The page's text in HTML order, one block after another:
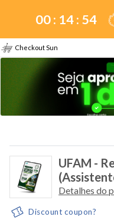
00 : 14: 54
Checkout Sun
UFAM -
Detalhes do
Discount coupon?